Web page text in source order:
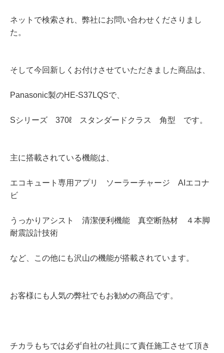
ネットで検索され、弊社にお問い合わせくださりまし
た。
そして今回新しくお付けさせていただきました商品は、
Panasonic製のHE-S37LQSで、
Sシリーズ 370ℓ スタンダードクラス 角型 です。
主に搭載されている機能は、
エコキュート専用アプリ ソーラーチャージ AIエコナ
ビ
うっかりアシスト 清潔便利機能 真空断熱材 ４本脚
耐震設計技術
など、この他にも沢山の機能が搭載されています。
お客様にも人気の弊社でもお勧めの商品です。
チカラもちでは必ず自社の社員にて責任施工させて頂き